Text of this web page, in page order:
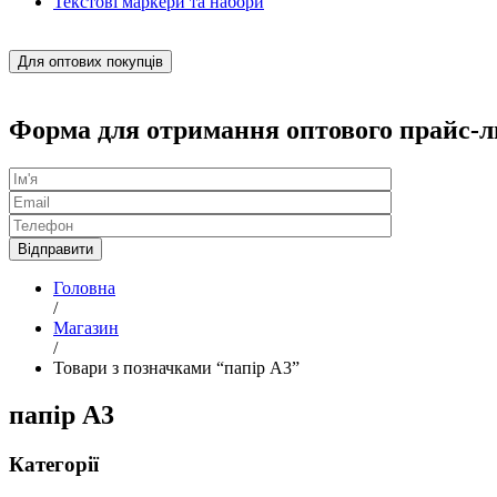
Для оптових покупців
Форма для отримання оптового прайс-
Головна
/
Магазин
/
Товари з позначками “папір А3”
папір А3
Категорії